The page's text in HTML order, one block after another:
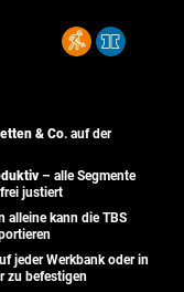
& Co. auf der
– alle Segmente
justiert
alleine kann die TBS
jeder Werkbank oder in
zu befestigen